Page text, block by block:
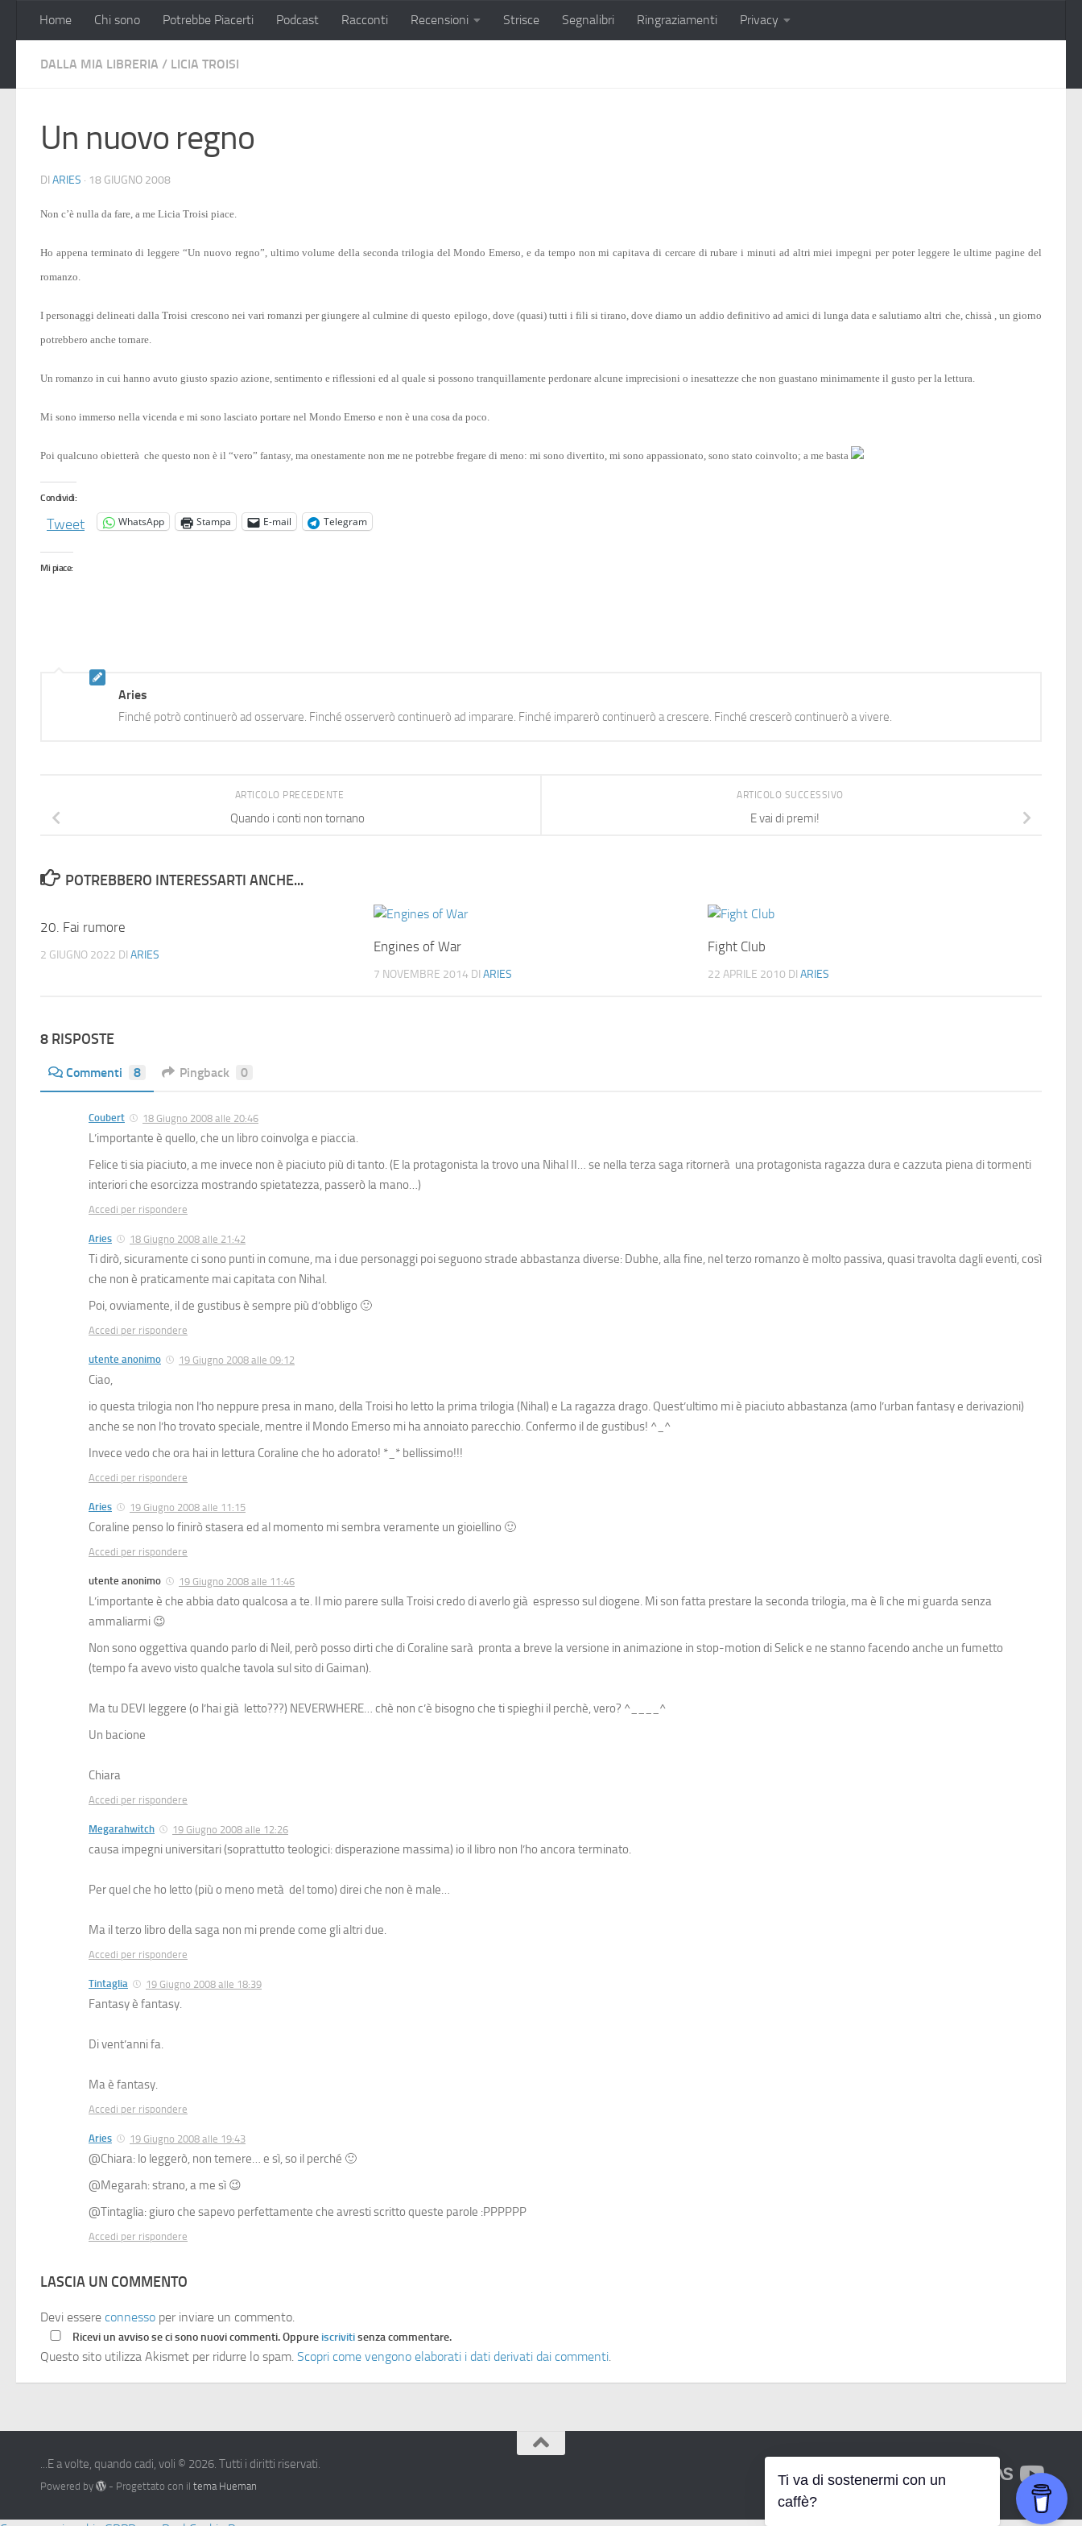
Salta al contenuto
Home Chi sono Potrebbe Piacerti Podcast Racconti Recensioni Strisce Segnalibri Ringraziamenti Privacy
DALLA MIA LIBRERIA / LICIA TROISI
Un nuovo regno
DI ARIES · 18 GIUGNO 2008
Non c’è nulla da fare, a me Licia Troisi piace.
Ho appena terminato di leggere “Un nuovo regno”, ultimo volume della seconda trilogia del Mondo Emerso, e da tempo non mi capitava di cercare di rubare i minuti ad altri miei impegni per poter leggere le ultime pagine del
romanzo.
I personaggi delineati dalla Troisi crescono nei vari romanzi per giungere al culmine di questo epilogo, dove (quasi) tutti i fili si tirano, dove diamo un addio definitivo ad amici di lunga data e salutiamo altri che, chissà , un giorno
potrebbero anche tornare.
Un romanzo in cui hanno avuto giusto spazio azione, sentimento e riflessioni ed al quale si possono tranquillamente perdonare alcune imprecisioni o inesattezze che non guastano minimamente il gusto per la lettura.
Mi sono immerso nella vicenda e mi sono lasciato portare nel Mondo Emerso e non è una cosa da poco.
Poi qualcuno obietterà che questo non è il “vero” fantasy, ma onestamente non me ne potrebbe fregare di meno: mi sono divertito, mi sono appassionato, sono stato coinvolto; a me basta
Condividi:
Tweet WhatsApp Stampa E-mail Telegram
Mi piace:
Aries
Finché potrò continuerò ad osservare. Finché osserverò continuerò ad imparare. Finché imparerò continuerò a crescere. Finché crescerò continuerò a vivere.
ARTICOLO SUCCESSIVO
E vai di premi!
ARTICOLO PRECEDENTE
Quando i conti non tornano
POTREBBERO INTERESSARTI ANCHE...
20. Fai rumore
2 GIUGNO 2022 DI ARIES
Engines of War
7 NOVEMBRE 2014 DIARIES
Fight Club
22 APRILE 2010 DI ARIES
8 RISPOSTE
Commenti 8 Pingback 0
Coubert 18 Giugno 2008 alle 20:46
L’importante è quello, che un libro coinvolga e piaccia.
Felice ti sia piaciuto, a me invece non è piaciuto più di tanto. (E la protagonista la trovo una Nihal II… se nella terza saga ritornerà una protagonista ragazza dura e cazzuta piena di tormenti
interiori che esorcizza mostrando spietatezza, passerò la mano…)
Accedi per rispondere
Aries 18 Giugno 2008 alle 21:42
Ti dirò, sicuramente ci sono punti in comune, ma i due personaggi poi seguono strade abbastanza diverse: Dubhe, alla fine, nel terzo romanzo è molto passiva, quasi travolta dagli eventi, così
che non è praticamente mai capitata con Nihal.
Poi, ovviamente, il de gustibus è sempre più d’obbligo 🙂
Accedi per rispondere
utente anonimo 19 Giugno 2008 alle 09:12
Ciao,
io questa trilogia non l’ho neppure presa in mano, della Troisi ho letto la prima trilogia (Nihal) e La ragazza drago. Quest’ultimo mi è piaciuto abbastanza (amo l’urban fantasy e derivazioni)
anche se non l’ho trovato speciale, mentre il Mondo Emerso mi ha annoiato parecchio. Confermo il de gustibus! ^_^
Invece vedo che ora hai in lettura Coraline che ho adorato! *_* bellissimo!!!
Accedi per rispondere
Aries 19 Giugno 2008 alle 11:15
Coraline penso lo finirò stasera ed al momento mi sembra veramente un gioiellino 🙂
Accedi per rispondere
utente anonimo 19 Giugno 2008 alle 11:46
L’importante è che abbia dato qualcosa a te. Il mio parere sulla Troisi credo di averlo già espresso sul diogene. Mi son fatta prestare la seconda trilogia, ma è lì che mi guarda senza
ammaliarmi 😉
Non sono oggettiva quando parlo di Neil, però posso dirti che di Coraline sarà pronta a breve la versione in animazione in stop-motion di Selick e ne stanno facendo anche un fumetto
(tempo fa avevo visto qualche tavola sul sito di Gaiman).
Ma tu DEVI leggere (o l’hai già letto???) NEVERWHERE… chè non c’è bisogno che ti spieghi il perchè, vero? ^____^
Un bacione
Chiara
Accedi per rispondere
Megarahwitch 19 Giugno 2008 alle 12:26
causa impegni universitari (soprattutto teologici: disperazione massima) io il libro non l’ho ancora terminato.
Per quel che ho letto (più o meno metà del tomo) direi che non è male…
Ma il terzo libro della saga non mi prende come gli altri due.
Accedi per rispondere
Tintaglia 19 Giugno 2008 alle 18:39
Fantasy è fantasy.
Di vent’anni fa.
Ma è fantasy.
Accedi per rispondere
Aries 19 Giugno 2008 alle 19:43
@Chiara: lo leggerò, non temere… e sì, so il perché 🙂
@Megarah: strano, a me sì 😉
@Tintaglia: giuro che sapevo perfettamente che avresti scritto queste parole :PPPPPP
Accedi per rispondere
LASCIA UN COMMENTO
Devi essere connesso per inviare un commento.
Ricevi un avviso se ci sono nuovi commenti. Oppure iscrivitisenza commentare.
Questo sito utilizza Akismet per ridurre lo spam. Scopri come vengono elaborati i dati derivati dai commenti
...E a volte, quando cadi, voli © 2026. Tutti i diritti riservati.
Powered by - Progettato con iltema Hueman